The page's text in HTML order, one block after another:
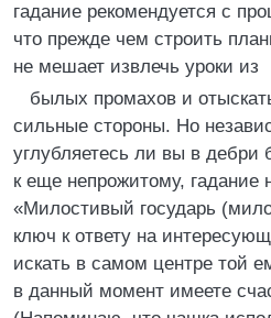
гадание рекомендуется с
что прежде чем строить
не мешает извлечь уроки из
былых промахов и
сильные стороны. Но
углубляетесь ли вы в дебри
к еще непрожитому, гадание
«Милостивый государь
ключ к ответу на
искать в самом центре той
в данный момент имеете